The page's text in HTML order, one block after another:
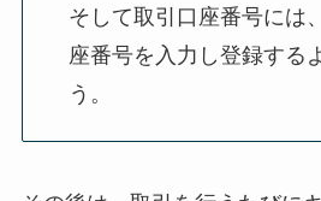
そして取引口座番号には
座番号を入力し登録する
う。